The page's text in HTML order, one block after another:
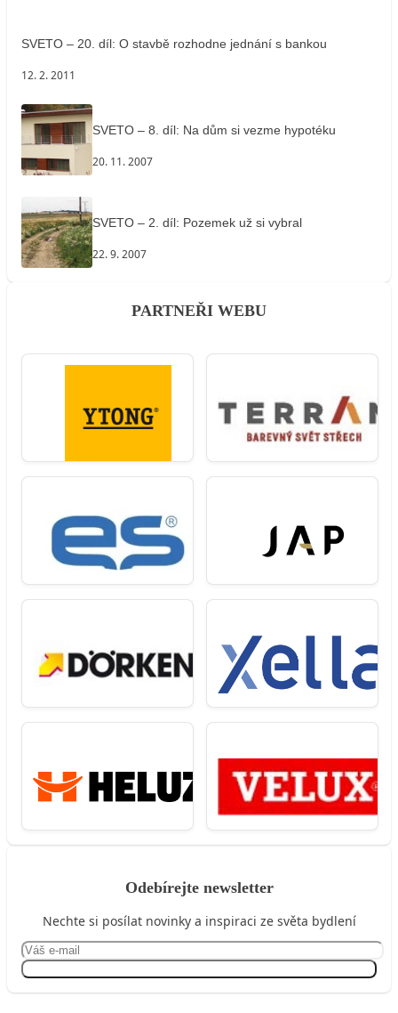
SVETO – 20. díl: O stavbě rozhodne jednání s bankou
12. 2. 2011
SVETO – 8. díl: Na dům si vezme hypotéku
20. 11. 2007
SVETO – 2. díl: Pozemek už si vybral
22. 9. 2007
PARTNEŘI WEBU
Odebírejte newsletter
Nechte si posílat novinky a inspiraci ze světa bydlení